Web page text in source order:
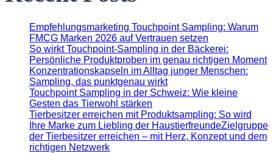
Empfehlungsmarketing Touchpoint Sampling: Warum
FMCG Marken 2026 auf Vertrauen setzen
So wirkt Touchpoint-Sampling in der Bäckerei:
Persönliche Produktproben im genau richtigen Moment
Konzentrationskapseln im Alltag junger Menschen:
Sampling, das punktgenau wirkt
Touchpoint Sampling in der Schweiz: Wie kleine
Gesten das Tierwohl stärken
Tierbesitzer erreichen mit Produktsampling: So wird
Ihre Marke zum Liebling der HaustierfreundeZielgruppe
der Tierbesitzer erreichen – mit Herz, Konzept und dem
richtigen Netzwerk